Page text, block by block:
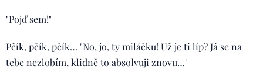
"Pojď sem!"
Pčík, pčík, pčík… "No, jo, ty miláčku! Už je ti líp? Já se na
tebe nezlobím, klidně to absolvuji znovu…"